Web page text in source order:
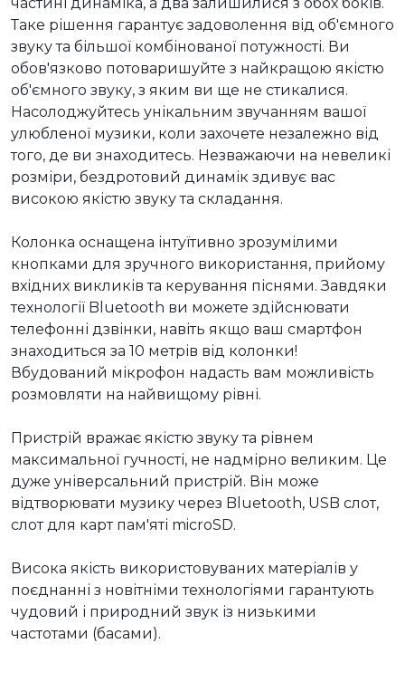
Таке рішення гарантує задоволення від об'ємного
звуку та більшої комбінованої потужності. Ви
обов'язково потоваришуйте з найкращою якістю
об'ємного звуку, з яким ви ще не стикалися.
Насолоджуйтесь унікальним звучанням вашої
улюбленої музики, коли захочете незалежно від
того, де ви знаходитесь. Незважаючи на невеликі
розміри, бездротовий динамік здивує вас
високою якістю звуку та складання.
Колонка оснащена інтуїтивно зрозумілими
кнопками для зручного використання, прийому
вхідних викликів та керування піснями. Завдяки
технології Bluetooth ви можете здійснювати
телефонні дзвінки, навіть якщо ваш смартфон
знаходиться за 10 метрів від колонки!
Вбудований мікрофон надасть вам можливість
розмовляти на найвищому рівні.
Пристрій вражає якістю звуку та рівнем
максимальної гучності, не надмірно великим. Це
дуже універсальний пристрій. Він може
відтворювати музику через Bluetooth, USB слот,
слот для карт пам'яті microSD.
Висока якість використовуваних матеріалів у
поєднанні з новітніми технологіями гарантують
чудовий і природний звук із низькими
частотами (басами).